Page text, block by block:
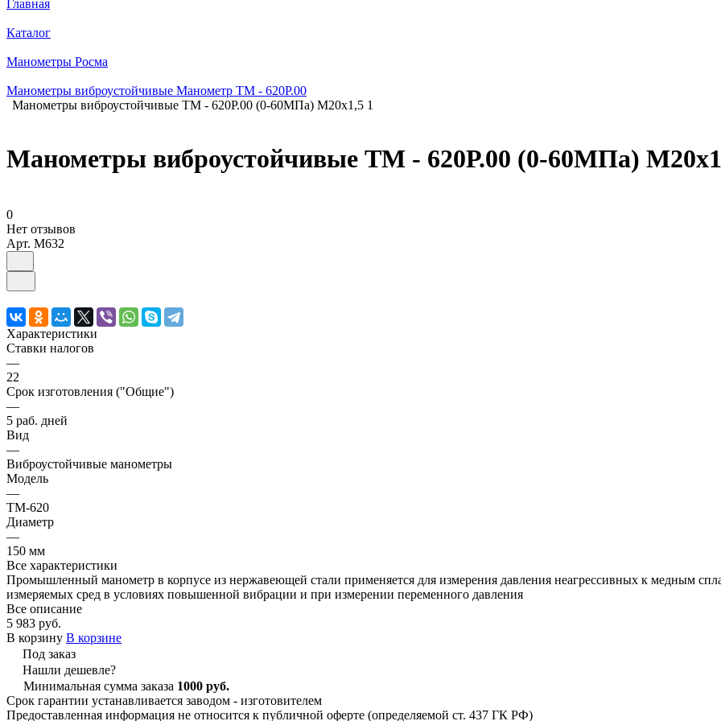
Главная
Каталог
Манометры Росма
Манометры виброустойчивые Манометр ТМ - 620Р.00
Манометры виброустойчивые ТМ - 620Р.00 (0-60МПа) М20х1,5 1
Манометры виброустойчивые ТМ - 620Р.00 (0-60МПа)
0
Нет отзывов
Арт. M632
Характеристики
Ставки налогов
—
22
Срок изготовления ("Общие")
—
5 раб. дней
Вид
—
Виброустойчивые манометры
Модель
—
ТМ-620
Диаметр
—
150 мм
Все характеристики
Промышленный манометр в корпусе из нержавеющей стали применяется для измерения давления неагрессивных к медным
измеряемых сред в условиях повышенной вибрации и при измерении переменного давления
Все описание
5 983 руб.
В корзину В корзине
Под заказ
Нашли дешевле?
Минимальная сумма заказа 1000 руб.
Срок гарантии устанавливается заводом - изготовителем
Предоставленная информация не относится к публичной оферте (определяемой ст. 437 ГК РФ)